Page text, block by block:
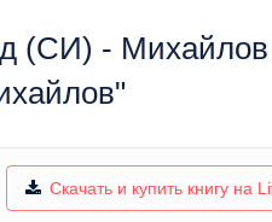
(СИ) -
Скачать и купить книгу на